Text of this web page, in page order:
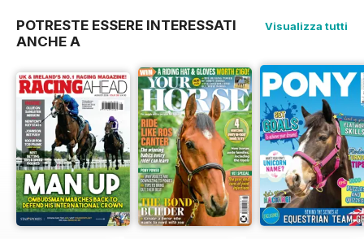
POTRESTE ESSERE INTERESSATI
ANCHE A
Visualizza tutti